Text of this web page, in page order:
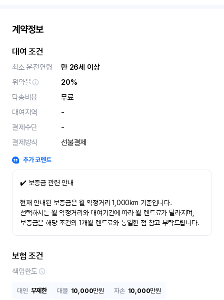
계약정보
대여 조건
최소 운전연령
만 26세 이상
위약율
20%
탁송비용
무료
대여지역
-
결제수단
-
결제방식
선불결제
추가 코멘트
✔️ 보증금 관련 안내
현재 안내된 보증금은 월 약정거리 1,000km 기준입니다.
선택하시는 월 약정거리와 대여기간에 따라 월 렌트료가 달라지며,
보증금은 해당 조건의 1개월 렌트료와 동일한 점 참고 부탁드립니다.
보험 조건
책임한도
대인 무제한 대물 10,000만원 자손 10,000만원